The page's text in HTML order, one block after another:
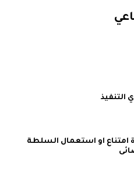
او استعمال السلطة